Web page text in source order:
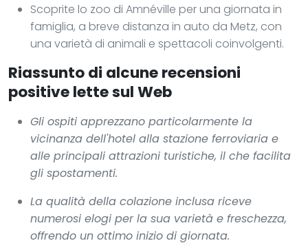
Scoprite lo zoo di Amnéville per una giornata in
famiglia, a breve distanza in auto da Metz, con
una varietà di animali e spettacoli coinvolgenti.
Riassunto di alcune recensioni
positive lette sul Web
Gli ospiti apprezzano particolarmente la
vicinanza dell'hotel alla stazione ferroviaria e
alle principali attrazioni turistiche, il che facilita
gli spostamenti.
La qualità della colazione inclusa riceve
numerosi elogi per la sua varietà e freschezza,
offrendo un ottimo inizio di giornata.